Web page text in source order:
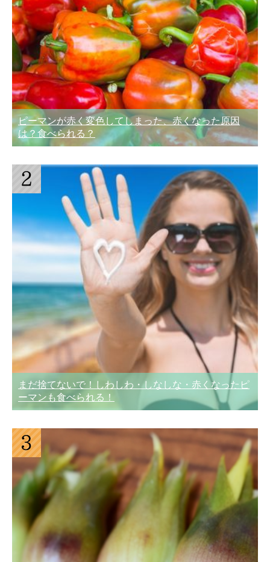
ピーマンが赤く変色してしまった、赤くなった原因
は？食べられる？
まだ捨てないで！しわしわ・しなしな・赤くなったピ
ーマンも食べられる！